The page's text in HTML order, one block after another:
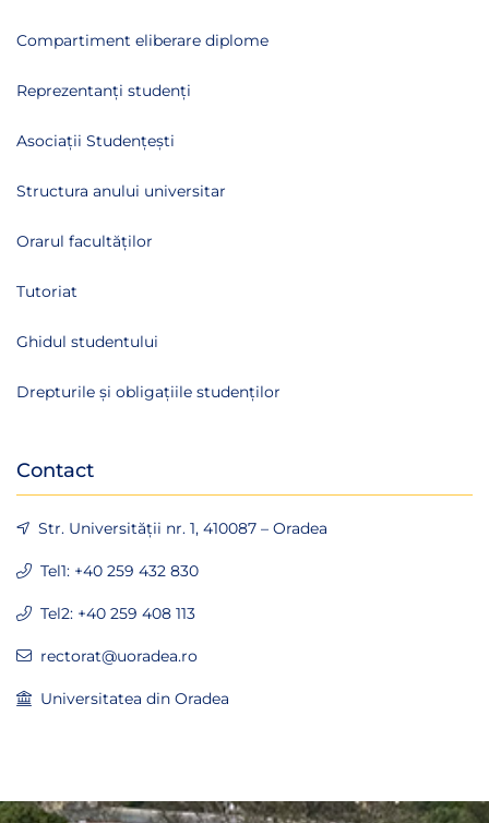
Compartiment eliberare diplome
Reprezentanți studenți
Asociații Studențești
Structura anului universitar
Orarul facultăților
Tutoriat
Ghidul studentului
Drepturile și obligațiile studenților
Contact
Str. Universității nr. 1, 410087 – Oradea
Tel1: +40 259 432 830
Tel2: +40 259 408 113
rectorat@uoradea.ro
Universitatea din Oradea